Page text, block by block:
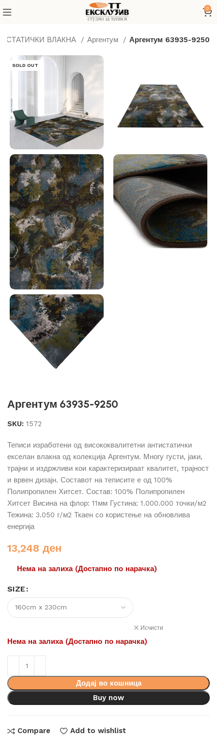
0
ВЛАКНА Аргентум Аргентум 63935-9250
SOLD OUT
Аргентум 63935-9250
SKU: 1572
Теписи изработени од висококвалитетни антистатички
екселан влакна од колекција Аргентум. Многу густи, јаки,
трајни и издржливи кои карактеризираат квалитет, трајност
и врвен дизајн. Составот на теписите е од 100%
Полипропилен Хитсет. Состав: 100% Полипропилен
Хитсет Висина на флор: 11мм Густина: 1.000.000 точки/м2
Тежина: 3.050 г/м2 Ткаен со користење на обновлива
енергија
13,248 ден
Нема на залиха (Достапно по нарачка)
SIZE
Исчисти
Нема на залиха (Достапно по нарачка)
Додај во кошница
Buy now
Compare Add to wishlist